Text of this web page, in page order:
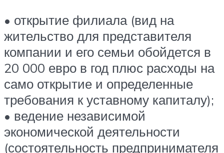
• открытие филиала (вид на
жительство для представителя
компании и его семьи обойдется в
20 000 евро в год плюс расходы на
само открытие и определенные
требования к уставному капиталу);
• ведение независимой
экономической деятельности
(состоятельность предпринимателя